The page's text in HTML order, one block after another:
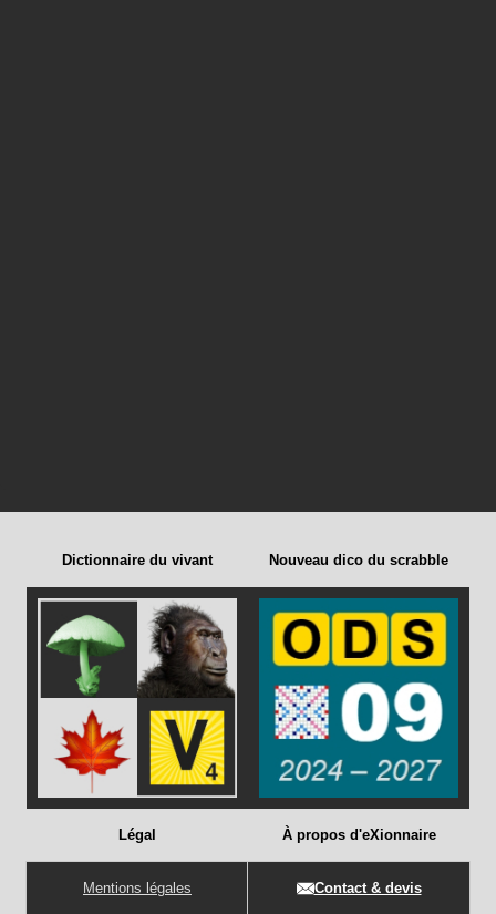
Dictionnaire du vivant Nouveau dico du scrabble
Légal
Mentions légales
À propos d'eXionnaire
Contact & devis